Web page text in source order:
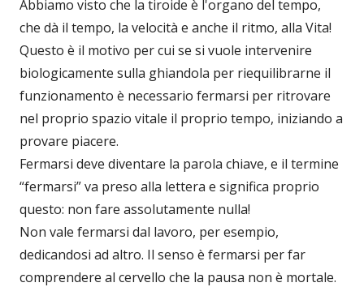
Abbiamo visto che la tiroide è l'organo del tempo,
che dà il tempo, la velocità e anche il ritmo, alla Vita!
Questo è il motivo per cui se si vuole intervenire
biologicamente sulla ghiandola per riequilibrarne il
funzionamento è necessario fermarsi per ritrovare
nel proprio spazio vitale il proprio tempo, iniziando a
provare piacere.
Fermarsi deve diventare la parola chiave, e il termine
“fermarsi” va preso alla lettera e significa proprio
questo: non fare assolutamente nulla!
Non vale fermarsi dal lavoro, per esempio,
dedicandosi ad altro. Il senso è fermarsi per far
comprendere al cervello che la pausa non è mortale.